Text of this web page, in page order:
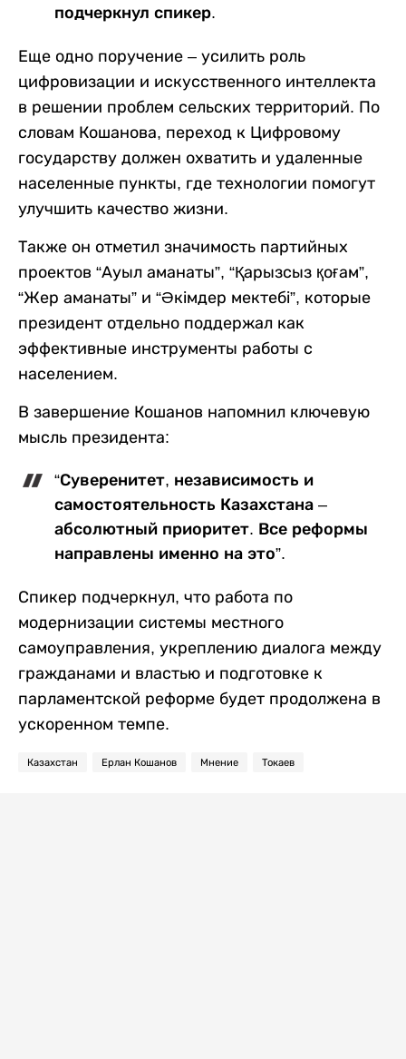
подчеркнул спикер.
Еще одно поручение – усилить роль
цифровизации и искусственного интеллекта
в решении проблем сельских территорий. По
словам Кошанова, переход к Цифровому
государству должен охватить и удаленные
населенные пункты, где технологии помогут
улучшить качество жизни.
Также он отметил значимость партийных
проектов “Ауыл аманаты”, “Қарызсыз қоғам”,
“Жер аманаты” и “Әкімдер мектебі”, которые
президент отдельно поддержал как
эффективные инструменты работы с
населением.
В завершение Кошанов напомнил ключевую
мысль президента:
“Суверенитет, независимость и
самостоятельность Казахстана –
абсолютный приоритет. Все реформы
направлены именно на это”.
Спикер подчеркнул, что работа по
модернизации системы местного
самоуправления, укреплению диалога между
гражданами и властью и подготовке к
парламентской реформе будет продолжена в
ускоренном темпе.
Казахстан Ерлан Кошанов Мнение Токаев